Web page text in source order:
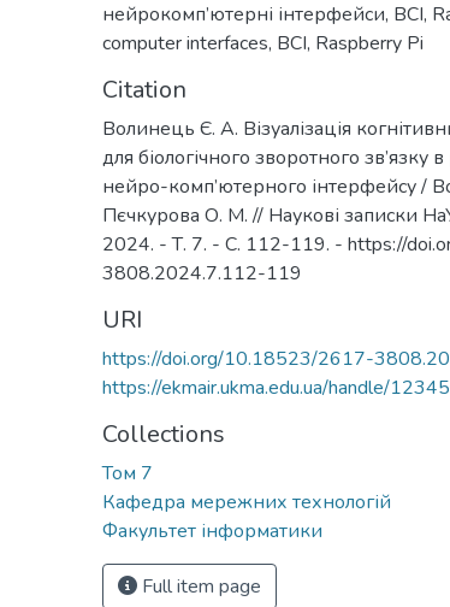
нейрокомп’ютерні інтерфейси, BCI,
computer interfaces, BCI, Raspberry Pi
Citation
Волинець Є. А. Візуалізація
для біологічного зворотного
нейро-комп’ютерного інтерфейсу /
Пєчкурова О. М. // Наукові записки
2024. - Т. 7. - С. 112-119. - https://
3808.2024.7.112-119
URI
https://doi.org/10.18523/2617-
https://ekmair.ukma.edu.ua/handle/
Collections
Том 7
Кафедра мережних технологій
Факультет інформатики
Full item page